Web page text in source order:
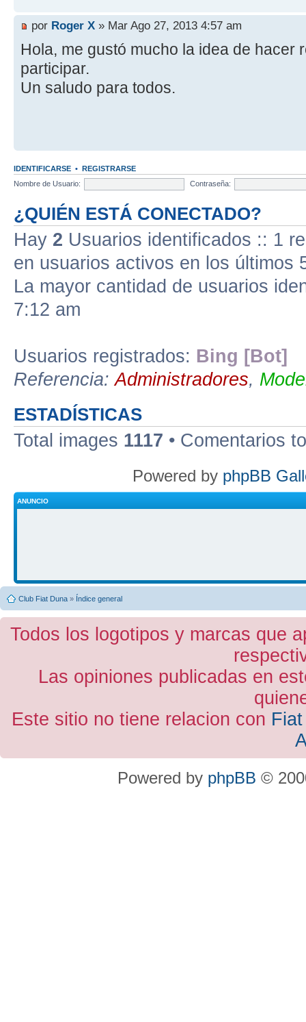
por Roger X » Mar Ago 27, 2013 4:57 am
Hola, me gustó mucho la idea de hacer
participar.
Un saludo para todos.
IDENTIFICARSE • REGISTRARSE
Nombre de Usuario:
Contraseña:
¿QUIÉN ESTÁ CONECTADO?
Hay 2 Usuarios identificados :: 1
en usuarios activos en los últimos
La mayor cantidad de usuarios
7:12 am
Usuarios registrados: Bing [Bot]
Referencia:Administradores,
ESTADÍSTICAS
Total images 1117 • Comentarios
Powered by phpBB
ANUNCIO
Club Fiat Duna » Índice general
Todos los logotipos y marcas que
Las opiniones publicadas en
Este sitio no tiene relacion con
Powered by phpBB ©